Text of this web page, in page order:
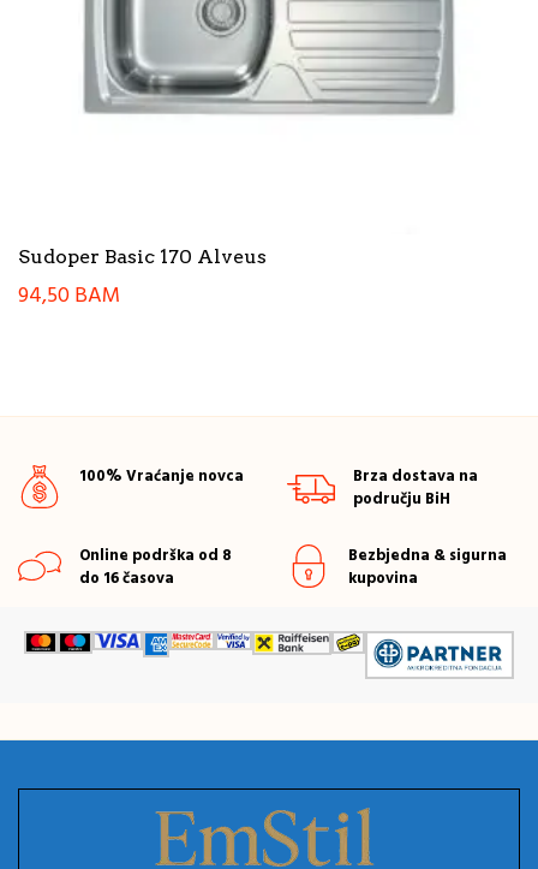
Sudoper Basic 170 Alveus
94,50BAM
100% Vraćanje novca
Brza dostava na
području BiH
Online podrška od 8
do 16 časova
Bezbjedna & sigurna
kupovina